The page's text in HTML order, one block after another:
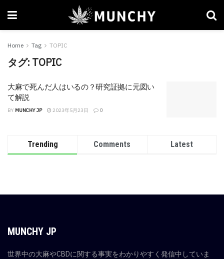
Home Tag TOPIC
タグ: TOPIC
大麻で死んだ人はいるの？研究証拠に元図い
て解説
BY MUNCHY JP 2023年5月23日 0
Trending Comments Latest
MUNCHY JP
世界中の大麻やCBDに関する事実をわかりやすく発信中していま